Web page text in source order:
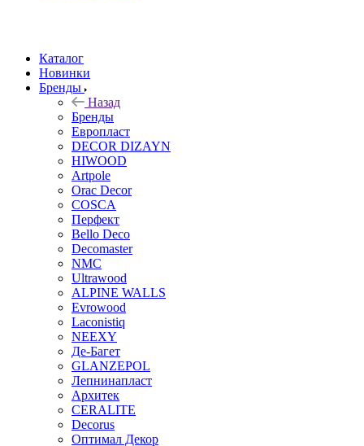
Каталог
Новинки
Бренды
Назад
Бренды
Европласт
DECOR DIZAYN
HIWOOD
Artpole
Orac Decor
COSCA
Перфект
Bello Deco
Decomaster
NMС
Ultrawood
ALPINE WALLS
Evrowood
Laconistiq
NEEXY
Де-Багет
GLANZEPOL
Лепнинапласт
Архитек
CERALITE
Decorus
Оптимал Декор